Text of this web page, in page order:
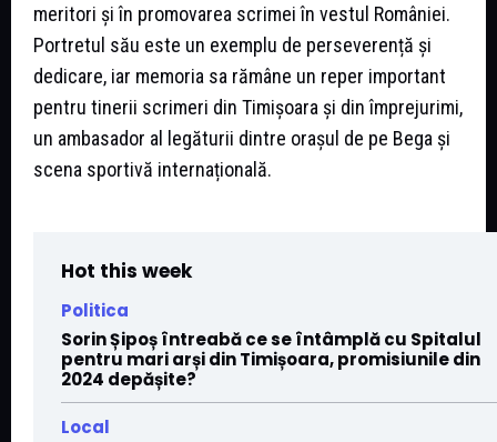
meritori și în promovarea scrimei în vestul României.
Portretul său este un exemplu de perseverență și
dedicare, iar memoria sa rămâne un reper important
pentru tinerii scrimeri din Timișoara și din împrejurimi,
un ambasador al legăturii dintre orașul de pe Bega și
scena sportivă internațională.
Hot this week
Politica
Sorin Șipoș întreabă ce se întâmplă cu Spitalul
pentru mari arși din Timișoara, promisiunile din
2024 depășite?
Local